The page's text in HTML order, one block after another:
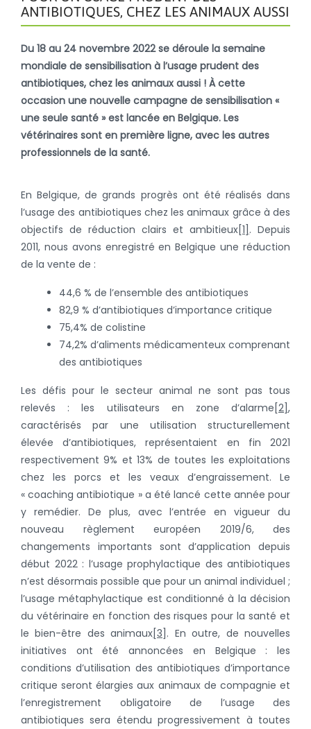
ANTIBIOTIQUES, CHEZ LES ANIMAUX AUSSI
Du 18 au 24 novembre 2022 se déroule la semaine
mondiale de sensibilisation à l’usage prudent des
antibiotiques, chez les animaux aussi ! À cette
occasion une nouvelle campagne de sensibilisation «
une seule santé » est lancée en Belgique. Les
vétérinaires sont en première ligne, avec les autres
professionnels de la santé.
En Belgique, de grands progrès ont été réalisés dans
l’usage des antibiotiques chez les animaux grâce à des
objectifs de réduction clairs et ambitieux[1] . Depuis
2011, nous avons enregistré en Belgique une réduction
de la vente de :
44,6 % de l’ensemble des antibiotiques
82,9 % d’antibiotiques d’importance critique
75,4% de colistine
74,2% d’aliments médicamenteux comprenant
des antibiotiques
Les défis pour le secteur animal ne sont pas tous
relevés : les utilisateurs en zone d’alarme [2],
caractérisés par une utilisation structurellement
élevée d’antibiotiques, représentaient en fin 2021
respectivement 9% et 13% de toutes les exploitations
chez les porcs et les veaux d’engraissement. Le
« coaching antibiotique » a été lancé cette année pour
y remédier. De plus, avec l’entrée en vigueur du
nouveau règlement européen 2019/6, des
changements importants sont d’application depuis
début 2022 : l’usage prophylactique des antibiotiques
n’est désormais possible que pour un animal individuel ;
l’usage métaphylactique est conditionné à la décision
du vétérinaire en fonction des risques pour la santé et
le bien-être des animaux[3] . En outre, de nouvelles
initiatives ont été annoncées en Belgique : les
conditions d’utilisation des antibiotiques d’importance
critique seront élargies aux animaux de compagnie et
l’enregistrement obligatoire de l’usage des
antibiotiques sera étendu progressivement à toutes